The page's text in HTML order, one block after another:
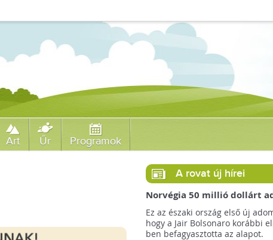
Art Űr Programok
A rovat új hírei
Norvégia 50 millió dollárt
a brazil Amazonas-alapnak a
erdőirtás miatt
Ez az északi ország első új
hogy a Jair Bolsonaro korábbi
ben befagyasztotta az alapot.